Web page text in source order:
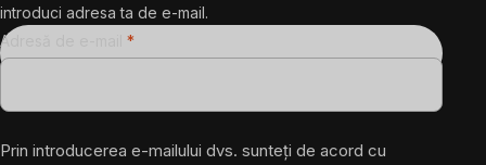
introduci adresa ta de e-mail.
Adresă de e-mail
Prin introducerea e-mailului dvs. sunteți de acord cu